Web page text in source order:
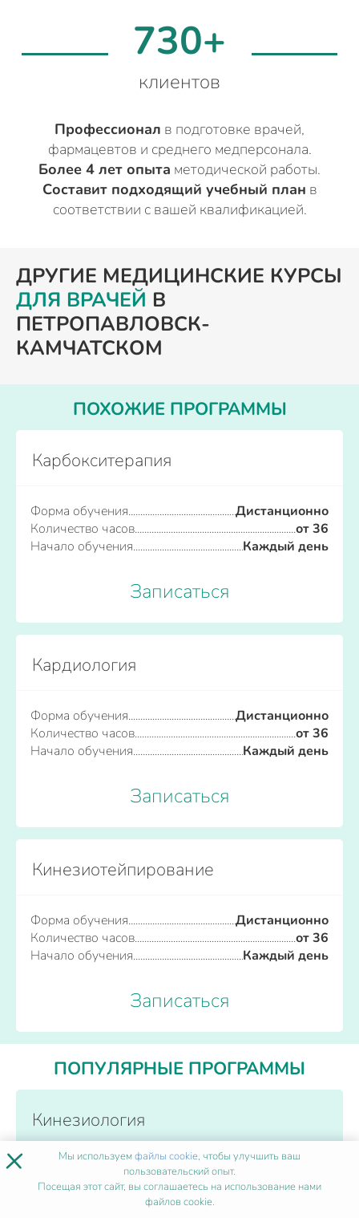
730+
клиентов
Профессионал в подготовке врачей,
фармацевтов и среднего медперсонала.
Более 4 лет опыта методической работы.
Составит подходящий учебный план в
соответствии с вашей квалификацией.
ДРУГИЕ МЕДИЦИНСКИЕ КУРСЫ
ДЛЯ ВРАЧЕЙ В
ПЕТРОПАВЛОВСК-
КАМЧАТСКОМ
ПОХОЖИЕ ПРОГРАММЫ
Карбокситерапия
Форма обучения
Дистанционно
Количество часов
от 36
Начало обучения
Каждый день
Записаться
Кардиология
Форма обучения
Дистанционно
Количество часов
от 36
Начало обучения
Каждый день
Записаться
Кинезиотейпирование
Форма обучения
Дистанционно
Количество часов
от 36
Начало обучения
Каждый день
Записаться
ПОПУЛЯРНЫЕ ПРОГРАММЫ
Кинезиология
Форма обучения
Количество часов
от 36
× Мы используемфайлы cookie, чтобы улучшить ваш
пользовательский опыт.
Посещая этот сайт, вы соглашаетесь на использование нами
файлов cookie.